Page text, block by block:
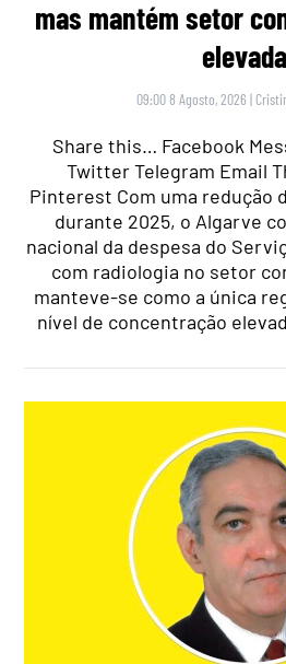
mas mantém setor
elevada
09:00 8 Agosto, 2026 |
Share this… Facebook
Twitter Telegram Email
Pinterest Com uma redução
durante 2025, o Algarve
nacional da despesa do
com radiologia no setor
manteve-se como a única
nível de concentração